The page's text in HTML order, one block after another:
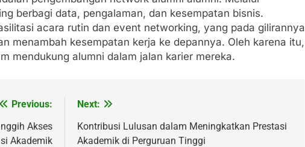
berbagi data, pengalaman, dan kesempatan bisnis.
acara rutin dan event networking, yang pada gilirannya
menambah kesempatan kerja ke depannya. Oleh karena itu,
mendukung alumni dalam jalan karier mereka.
Previous:
Akses
Akademik
Next:
Kontribusi Lulusan dalam Meningkatkan Prestasi
Akademik di Perguruan Tinggi